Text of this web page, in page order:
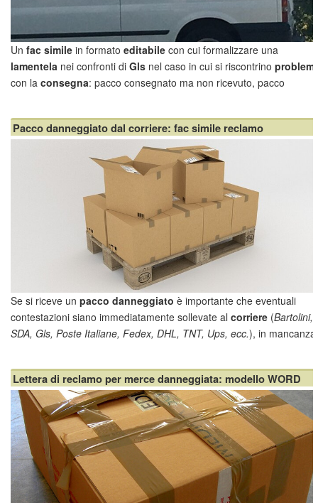
Unfac simile in formatoeditabile con cui formalizzare una
lamentela nei confronti diGls nel caso in cui si riscontrinoproblemi
con laconsegna: pacco consegnato ma non ricevuto, pacco
modello in formato WORD, come tale può e...
Pacco danneggiato dal corriere: fac simile reclamo
Se si riceve unpacco danneggiato è importante che eventuali
contestazioni siano immediatamente sollevate alcorriere (Bartolini,
SDA, Gls, Poste Italiane, Fedex, DHL, TNT, Ups, ecc.), in mancanza
potrà essere ritenuto responsabile di alcun danno conseguente al
trasporto dei
Lettera di reclamo per merce danneggiata: modello WORD